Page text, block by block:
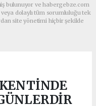
bulunuyor ve habergebze.com
dolaylı tüm sorumluluğu tek
site yönetimi hiçbir şekilde